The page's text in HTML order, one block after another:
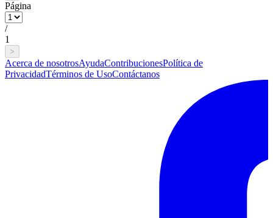
Página
/
1
>
Acerca de nosotrosAyudaContribucionesPolítica de
PrivacidadTérminos de UsoContáctanos